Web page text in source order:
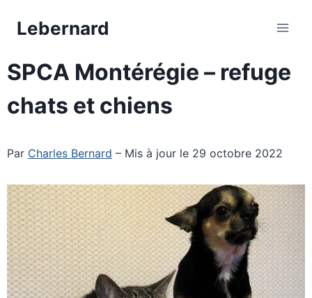
Lebernard
SPCA Montérégie – refuge
chats et chiens
Par Charles Bernard – Mis à jour le 29 octobre 2022